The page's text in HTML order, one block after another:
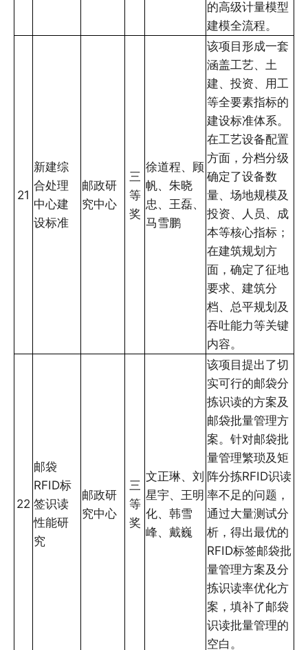
的高级计量模型
建模全流程。
21
新建综
合处理
中心建
设标准
邮政研
究中心
三
等
奖
徐道程、顾
帆、朱晓
忠、王磊、
马雪鹏
该项目形成一套
涵盖工艺、土
建、投资、用工
等全要素指标的
建设标准体系。
在工艺设备配置
方面，分档分级
确定了设备数
量、场地规模及
投资、人员、成
本等核心指标；
在建筑规划方
面，确定了征地
要求、建筑分
档、总平规划及
吞吐能力等关键
内容。
22
邮袋
RFID标
签识读
性能研
究
邮政研
究中心
三
等
奖
文正琳、刘
星宇、王明
化、韩雪
峰、戴巍
该项目提出了切
实可行的邮袋分
拣识读的方案及
邮袋批量管理方
案。针对邮袋批
量管理繁琐及矩
阵分拣RFID识读
率不足的问题，
通过大量测试分
析，得出最优的
RFID标签邮袋批
量管理方案及分
拣识读率优化方
案，填补了邮袋
识读批量管理的
空白。